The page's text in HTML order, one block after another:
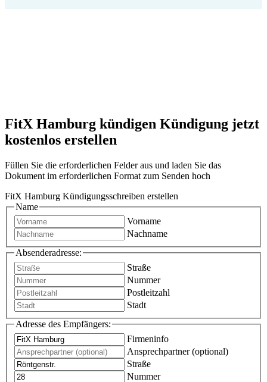
FitX Hamburg kündigen Kündigung jetzt
kostenlos erstellen
Füllen Sie die erforderlichen Felder aus und laden Sie das
Dokument im erforderlichen Format zum Senden hoch
FitX Hamburg Kündigungsschreiben erstellen
Name
Vorname
Nachname
Absenderadresse:
Straße
Nummer
Postleitzahl
Stadt
Adresse des Empfängers:
Firmeninfo
Ansprechpartner (optional)
Straße
Nummer